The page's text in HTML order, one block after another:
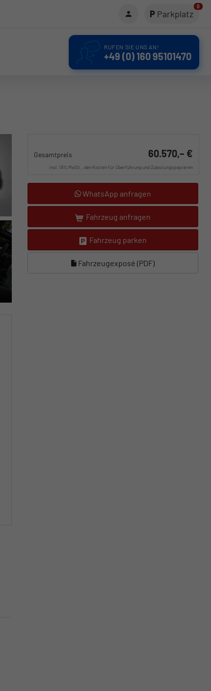
Parkplatz
0
RUFEN SIE UNS AN!
+49 (0) 160 95101470
Gesamtpreis 60.570,– €
incl. 19% MwSt., den Kosten für Überführung und Zulassungspapieren
WhatsApp anfragen
Fahrzeug anfragen
Fahrzeug parken
Fahrzeugexposé (PDF)